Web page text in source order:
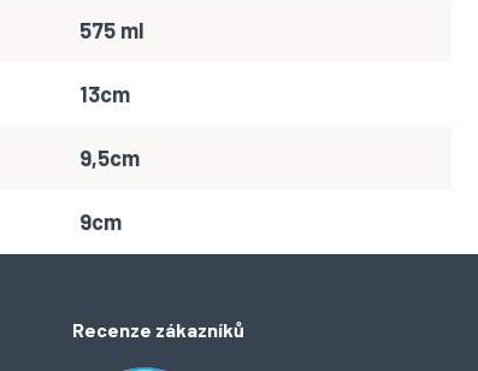
575 ml
13cm
9,5cm
9cm
Recenze zákazníků